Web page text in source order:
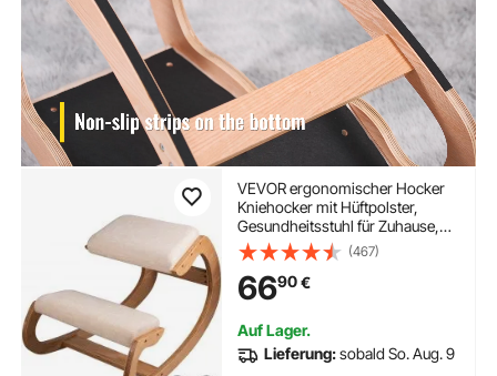
VEVOR ergonomischer Hocker
Kniehocker mit Hüftpolster,
Gesundheitsstuhl für Zuhause,
Kniestuhl zur Verbesserung der
Rückenschmerzen
Nackenschmerzen Lindern &
Körperhaltung (Weiße Eiche)
(467)
6690€
Auf Lager.
Lieferung:sobald So. Aug. 9